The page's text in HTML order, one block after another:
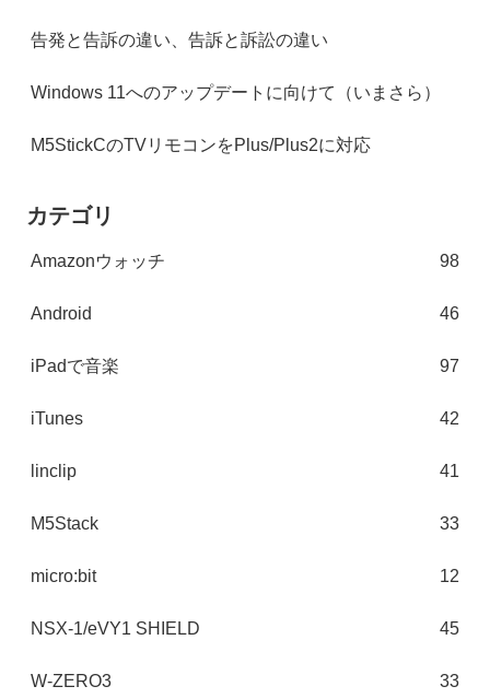
告発と告訴の違い、告訴と訴訟の違い
Windows 11へのアップデートに向けて（いまさら）
M5StickCのTVリモコンをPlus/Plus2に対応
カテゴリ
Amazonウォッチ 98
Android 46
iPadで音楽 97
iTunes 42
linclip 41
M5Stack 33
micro:bit 12
NSX-1/eVY1 SHIELD 45
W-ZERO3 33